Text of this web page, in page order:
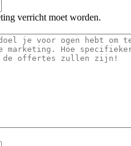
verricht moet worden.